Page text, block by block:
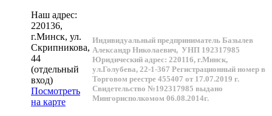
Наш адрес:
220136,
г.Минск, ул.
Скрипникова,
44
(отдельный
вход)
Посмотреть
на карте
Индивидуальный предприниматель Базылев
Александр Николаевич, УНП 192317985
Юридический адрес: 220116, г.Минск,
ул.Голубева, 22-1-367 Регистрационный номер в
Торговом реестре 455407 от 17.07.2019 г.
Свидетельство №192317985 выдано
Мингорисполкомом 06.08.2014г.